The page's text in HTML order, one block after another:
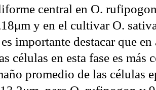
central en O.
y en el cultivar O.
importante destacar que
células en esta fase es
promedio de las células